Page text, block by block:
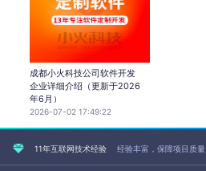
成都小火科技公司软件开发
企业详细介绍（更新于2026
年6月）
2026-07-02 17:49:22
11年互联网技术经验 经验丰富，保障项目质量